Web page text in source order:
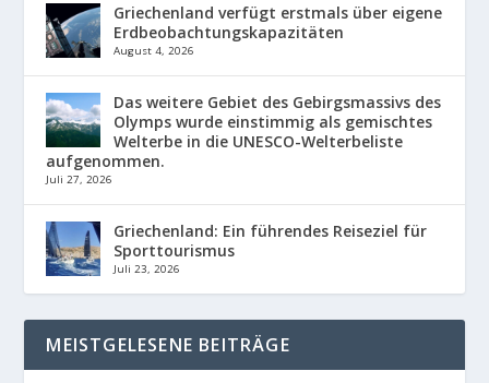
Griechenland verfügt erstmals über eigene
Erdbeobachtungskapazitäten
August 4, 2026
Das weitere Gebiet des Gebirgsmassivs des
Olymps wurde einstimmig als gemischtes
Welterbe in die UNESCO-Welterbeliste
aufgenommen.
Juli 27, 2026
Griechenland: Ein führendes Reiseziel für
Sporttourismus
Juli 23, 2026
MEISTGELESENE BEITRÄGE